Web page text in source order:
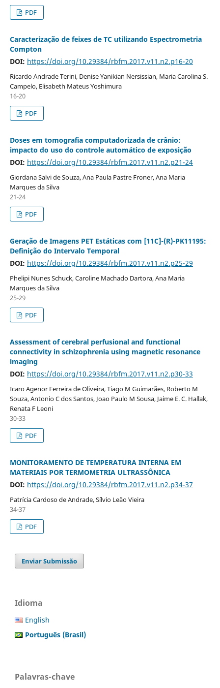
PDF
Caracterização de feixes de TC utilizando Espectrometria
Compton
DOI: https://doi.org/10.29384/rbfm.2017.v11.n2.p16-20
Ricardo Andrade Terini, Denise Yanikian Nersissian, Maria Carolina S.
Campelo, Elisabeth Mateus Yoshimura
16-20
PDF
Doses em tomografia computadorizada de crânio:
impacto do uso do controle automático de exposição
DOI: https://doi.org/10.29384/rbfm.2017.v11.n2.p21-24
Giordana Salvi de Souza, Ana Paula Pastre Froner, Ana Maria
Marques da Silva
21-24
PDF
Geração de Imagens PET Estáticas com [11C]-(R)-PK11195:
Definição do Intervalo Temporal
DOI: https://doi.org/10.29384/rbfm.2017.v11.n2.p25-29
Phelipi Nunes Schuck, Caroline Machado Dartora, Ana Maria
Marques da Silva
25-29
PDF
Assessment of cerebral perfusional and functional
connectivity in schizophrenia using magnetic resonance
imaging
DOI: https://doi.org/10.29384/rbfm.2017.v11.n2.p30-33
Icaro Agenor Ferreira de Oliveira, Tiago M Guimarães, Roberto M
Souza, Antonio C dos Santos, Joao Paulo M Sousa, Jaime E. C. Hallak,
Renata F Leoni
30-33
PDF
MONITORAMENTO DE TEMPERATURA INTERNA EM
MATERIAIS POR TERMOMETRIA ULTRASSÔNICA
DOI: https://doi.org/10.29384/rbfm.2017.v11.n2.p34-37
Patrícia Cardoso de Andrade, Sílvio Leão Vieira
34-37
PDF
Enviar Submissão
Idioma
English
Português (Brasil)
Palavras-chave